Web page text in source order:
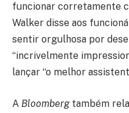
funcionar corretamente
Walker disse aos
sentir orgulhosa por
“incrivelmente
lançar “o melhor
A Bloombergtambém